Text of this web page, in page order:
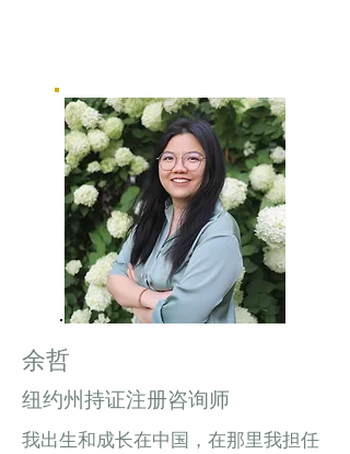
余哲
纽约州持证注册咨询师
我出生和成长在中国，在那里我担任